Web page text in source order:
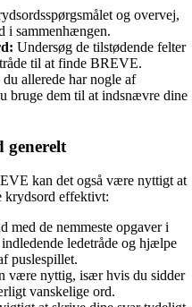
og overvej,
i sammenhængen.
Undersøg de tilstødende felter
til at finde BREVE.
allerede har nogle af
bruge dem til at indsnævre dine
generelt
kan det også være nyttigt at
krydsord effektivt:
med de nemmeste opgaver i
ledetråde og hjælpe
puslespillet.
være nyttig, især hvis du sidder
vanskelige ord.